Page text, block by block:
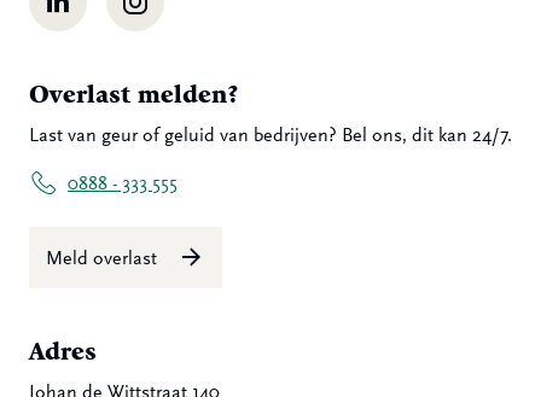
Overlast melden?
Last van geur of geluid van bedrijven? Bel ons, dit kan 24/7.
0888 - 333 555
Meld overlast
Adres
Johan de Wittstraat 140